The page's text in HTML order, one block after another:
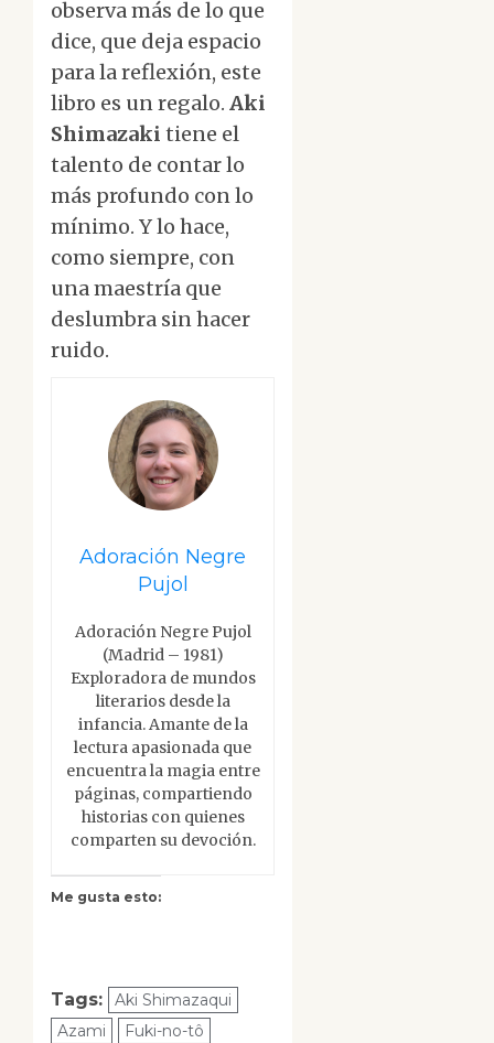
observa más de lo que
dice, que deja espacio
para la reflexión, este
libro es un regalo. Aki
Shimazaki tiene el
talento de contar lo
más profundo con lo
mínimo. Y lo hace,
como siempre, con
una maestría que
deslumbra sin hacer
ruido.
Adoración Negre
Pujol
Adoración Negre Pujol
(Madrid – 1981)
Exploradora de mundos
literarios desde la
infancia. Amante de la
lectura apasionada que
encuentra la magia entre
páginas, compartiendo
historias con quienes
comparten su devoción.
Me gusta esto:
Tags:
Aki Shimazaqui
Azami
Fuki-no-tô